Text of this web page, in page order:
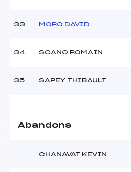
33 MORO DAVID
34 SCANO ROMAIN
35 SAPEY THIBAULT
Abandons
CHANAVAT KEVIN